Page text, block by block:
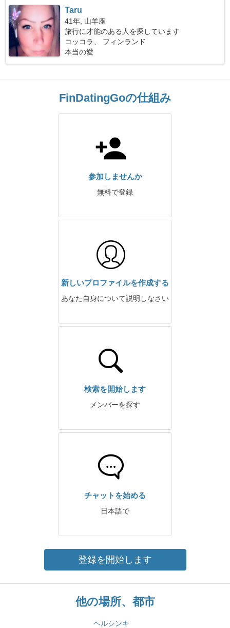
Taru
41年, 山羊座
旅行に才能のある人を探しています
コッコラ、 フィンランド
本当の愛
FinDatingGoの仕組み
参加しませんか
無料で登録
新しいプロファイルを作成する
あなた自身について説明しなさい
検索を開始します
メンバーを探す
チャットを始める
日本語で
登録を開始します
他の場所、都市
ヘルシンキ